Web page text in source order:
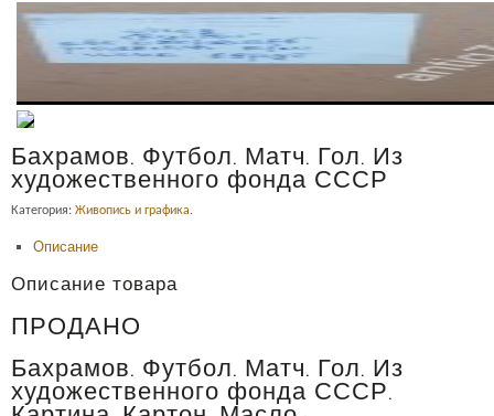
Бахрамов. Футбол. Матч. Гол. Из
художественного фонда СССР
Категория: Живопись и графика.
Описание
Описание товара
ПРОДАНО
Бахрамов. Футбол. Матч. Гол. Из
художественного фонда СССР.